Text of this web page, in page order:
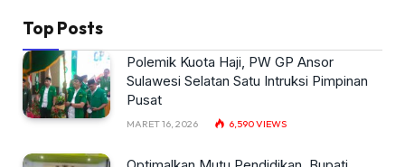
Top Posts
Polemik Kuota Haji, PW GP Ansor
Sulawesi Selatan Satu Intruksi Pimpinan
Pusat
MARET 16, 2026 6,590VIEWS